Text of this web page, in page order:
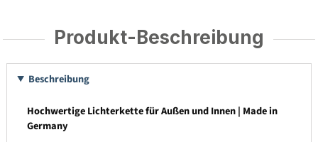
Produkt-Beschreibung
Beschreibung
Hochwertige Lichterkette für Außen und Innen | Made in
Germany